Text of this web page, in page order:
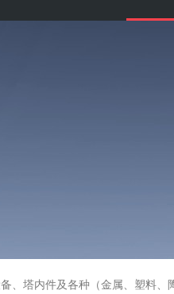
、塔内件及各种（金属、塑料、